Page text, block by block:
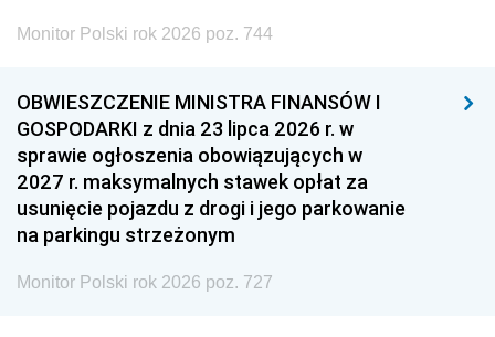
Monitor Polski rok 2026 poz. 744
OBWIESZCZENIE MINISTRA FINANSÓW I
GOSPODARKI z dnia 23 lipca 2026 r. w
sprawie ogłoszenia obowiązujących w
2027 r. maksymalnych stawek opłat za
usunięcie pojazdu z drogi i jego parkowanie
na parkingu strzeżonym
Monitor Polski rok 2026 poz. 727